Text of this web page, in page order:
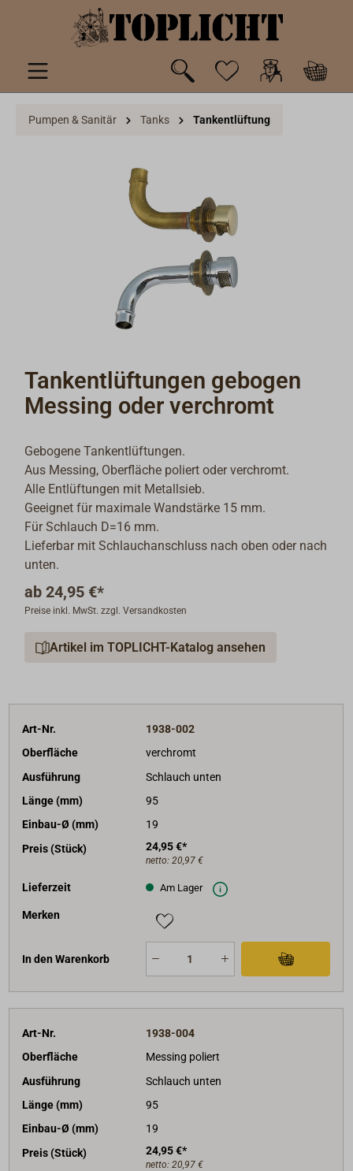
springen
Pumpen & Sanitär Tanks Tankentlüftung
Tankentlüftungen gebogen
Messing oder verchromt
Gebogene Tankentlüftungen.
Aus Messing, Oberfläche poliert oder verchromt.
Alle Entlüftungen mit Metallsieb.
Geeignet für maximale Wandstärke 15 mm.
Für Schlauch D=16 mm.
Lieferbar mit Schlauchanschluss nach oben oder nach
unten.
ab 24,95 €*
Preise inkl. MwSt. zzgl. Versandkosten
Artikel im TOPLICHT-Katalog ansehen
Art-Nr.
1938-002
Oberfläche
verchromt
Ausführung
Schlauch unten
Länge (mm)
95
Einbau-Ø (mm)
19
Preis (Stück)
24,95 €*
netto: 20,97 €
Lieferzeit Am Lager
Merken
In den Warenkorb
Art-Nr.
1938-004
Oberfläche
Messing poliert
Ausführung
Schlauch unten
Länge (mm)
95
Einbau-Ø (mm)
19
Preis (Stück)
24,95 €*
netto: 20,97 €